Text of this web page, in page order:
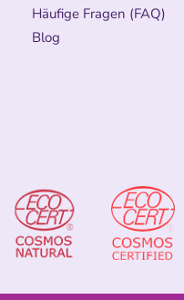
Häufige Fragen (FAQ)
Blog